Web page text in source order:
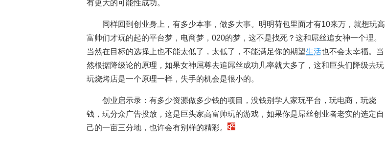
有更大的可能性成功。
同样回到创业身上，有多少本事，做多大事。明明荷包里面才有10来万，就想玩高
富帅们才玩的起的平台梦，电商梦，020的梦，这不是找死？这和屌丝追女神一个理。
当然在目标的选择上也不能太低了，太低了，不能满足你的期望生活也不会太幸福。当
然根据降级论的原理，如果女神屈尊去追屌丝成功几率就大多了，这和巨头们降级去玩
玩烧烤店是一个原理一样，失手的机会是很小的。
创业启示录：有多少资源做多少钱的项目，没钱别学人家玩平台，玩电商，玩烧
钱，玩分众广告投放，这是巨头家高富帅玩的游戏，如果你是屌丝创业者老实的选定自
己的一亩三分地，也许会有别样的精彩。